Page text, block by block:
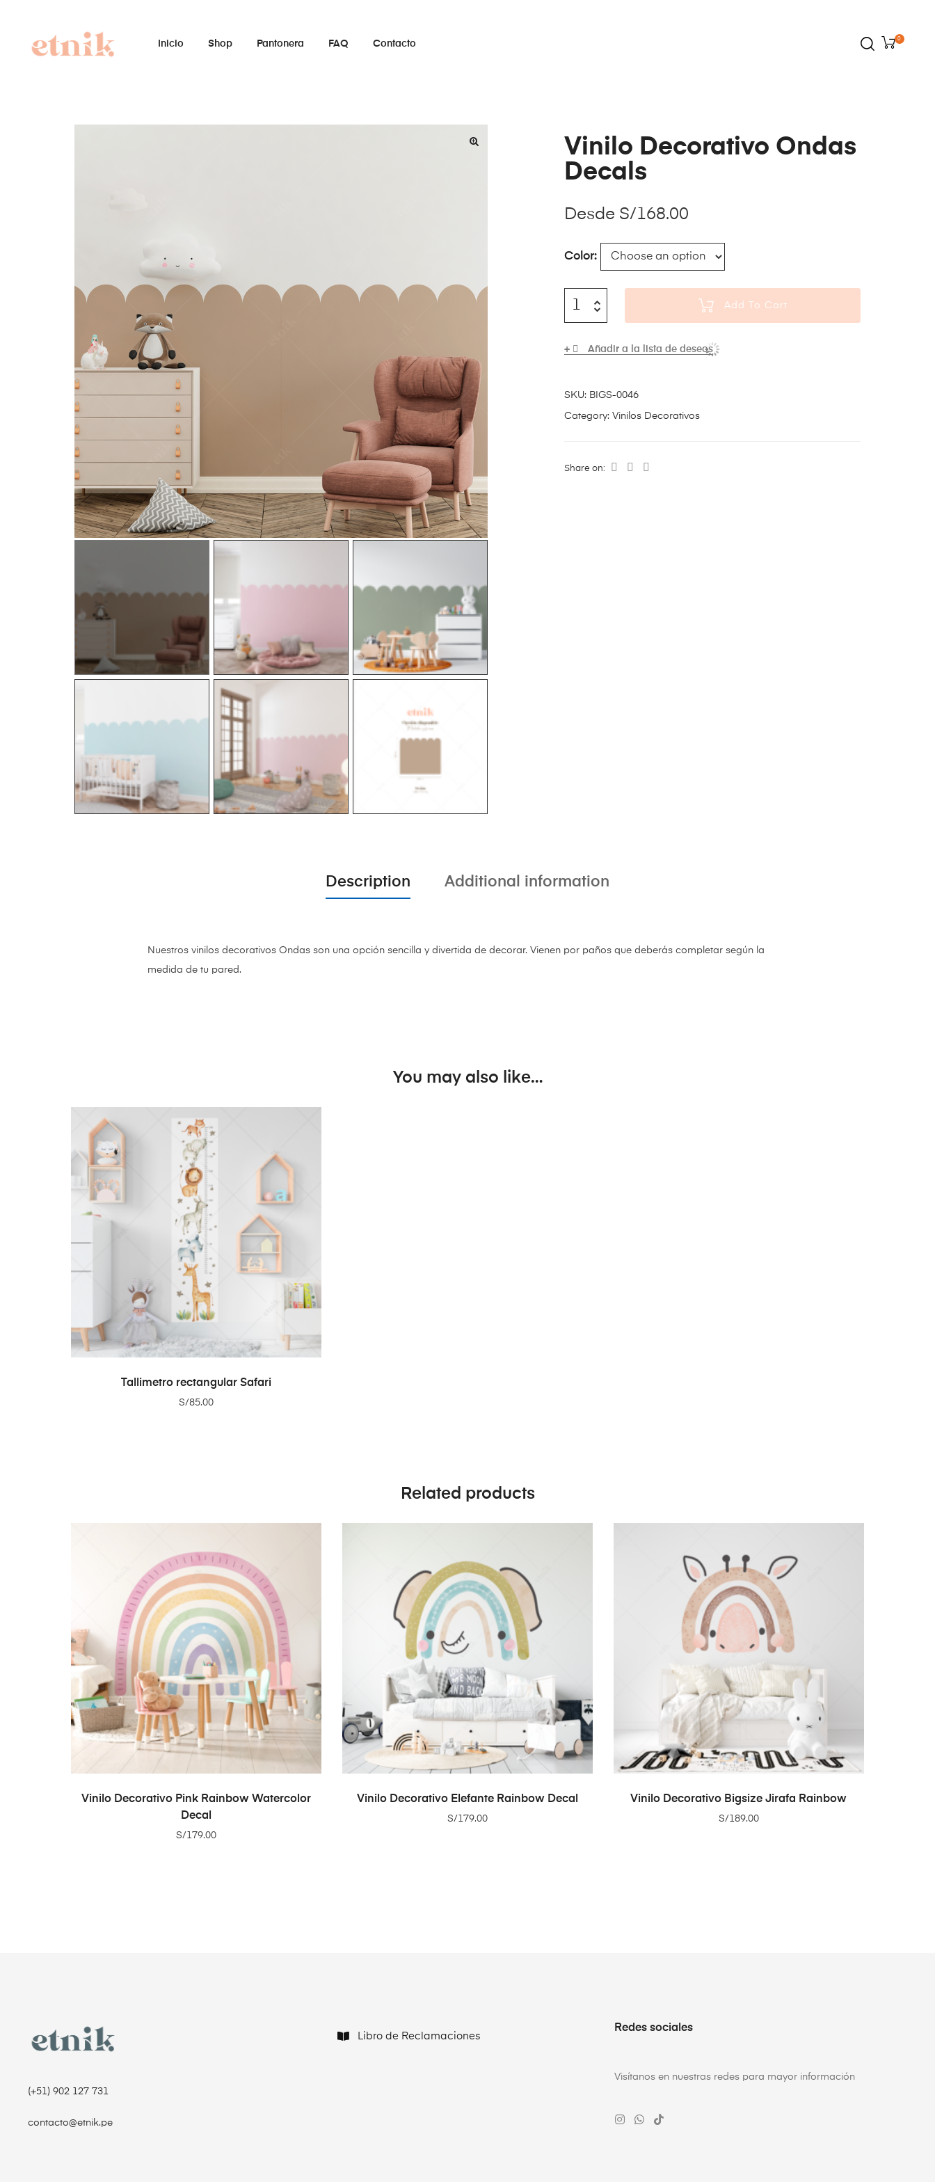
Inicio Shop Pantonera FAQ Contacto
0
Vinilo Decorativo Ondas
Decals
Desde S/168.00
Color
Add To Cart
Añadir a la lista de deseos
SKU: BIGS-0046
Category: Vinilos Decorativos
Share on:
Description Additional information
Nuestros vinilos decorativos Ondas son una opción sencilla y divertida de decorar. Vienen por paños que deberás completar según la
medida de tu pared.
You may also like…
ADD TO CART
Tallimetro rectangular Safari
S/85.00
Related products
ADD TO CART
Vinilo Decorativo Pink Rainbow Watercolor
Decal
S/179.00
ADD TO CART
Vinilo Decorativo Elefante Rainbow Decal
S/179.00
ADD TO CART
Vinilo Decorativo Bigsize Jirafa Rainbow
S/189.00
(+51) 902 127 731‬
contacto@etnik.pe
Libro de Reclamaciones
Redes sociales
Visítanos en nuestras redes para mayor información